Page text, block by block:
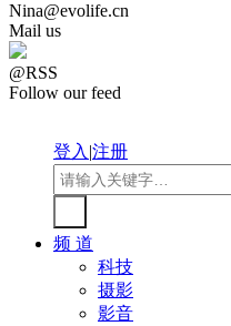
Nina@evolife.cn
Mail us
@RSS
Follow our feed
登入|注册
频 道
科技
摄影
影音